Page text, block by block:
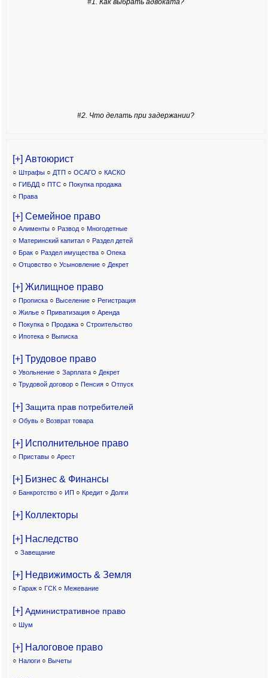
#2. Что делать при задержании?
[+] Автоюрист
○ Штрафы ○ ДТП ○ ОСАГО ○ КАСКО
○ ГИБДД ○ ПТС ○ Покупка продажа
○ Права
[+] Семейное право
○ Алименты ○ Развод ○ Многодетные
○ Материнский капитал○ Раздел детей
○ Брак ○ Раздел имущества ○ Опека
○ Отцовство○ Усыновление ○ Декрет
[+] Жилищное право
○ Прописка ○ Выселение ○ Регистрация
○ Жилье ○ Приватизация ○ Аренда
○ Покупка ○ Продажа ○ Строительство
○ Ипотека ○ Выписка
[+] Трудовое право
○ Увольнение ○ Зарплата ○ Декрет
○ Трудовой договор ○ Пенсия ○ Отпуск
[+] Защита прав потребителей
○ Обувь ○ Возврат товара
[+] Исполнительное право
○ Приставы ○ Арест
[+] Бизнес & Финансы
○ Банкротство ○ ИП ○ Кредит ○ Долги
[+] Коллекторы
[+] Наследство
○ Завещание
[+] Недвижимость & Земля
○ Гараж ○ ГСК ○ Межевание
[+] Административное право
○ Шум
[+] Налоговое право
○ Налоги ○ Вычеты